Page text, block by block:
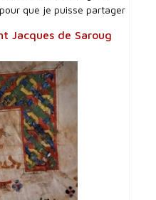
que je puisse partager
Jacques de Saroug